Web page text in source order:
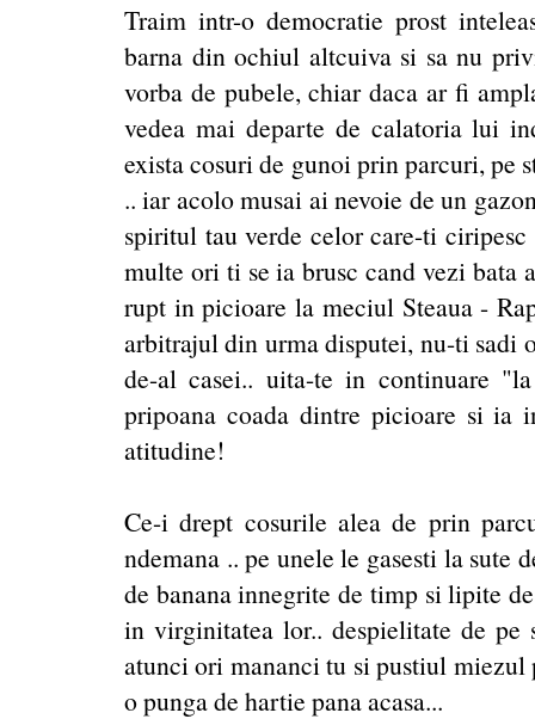
Traim intr-o democratie prost
barna din ochiul altcuiva si sa nu
vorba de pubele, chiar daca ar fi
vedea mai departe de calatoria lui
exista cosuri de gunoi prin parcuri, pe
.. iar acolo musai ai nevoie de un
spiritul tau verde celor care-ti
multe ori ti se ia brusc cand vezi bata
rupt in picioare la meciul Steaua -
arbitrajul din urma disputei, nu-ti sadi
de-al casei.. uita-te in continuare
pripoana coada dintre picioare si ia
atitudine!
Ce-i drept cosurile alea de prin
ndemana .. pe unele le gasesti la
de banana innegrite de timp si lipite
in virginitatea lor.. despielitate de pe
atunci ori mananci tu si pustiul
o punga de hartie pana acasa...